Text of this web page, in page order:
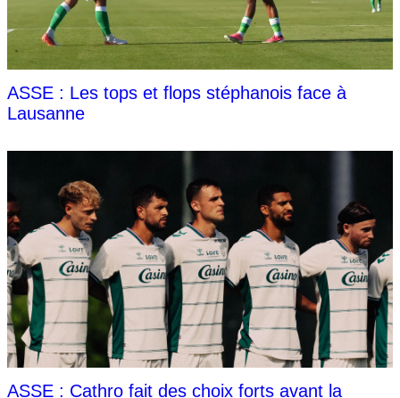
ASSE : Les tops et flops stéphanois face à
Lausanne
ASSE : Cathro fait des choix forts avant la